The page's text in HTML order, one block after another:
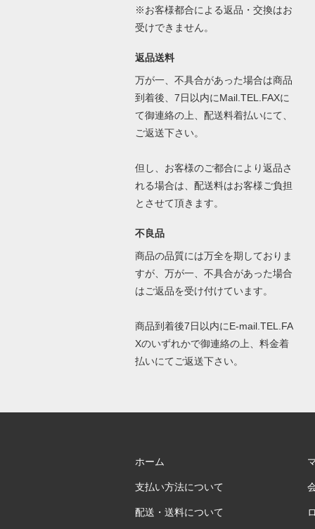
※お客様都合による返品・交換はお
受けできません。
返品送料
万が一、不具合があった場合は商品
到着後、7日以内にMail.TEL.FAXに
て御連絡の上、配送料着払いにて、
ご返送下さい。
但し、お客様のご都合により返品さ
れる場合は、配送料はお客様ご負担
とさせて頂きます。
不良品
商品の品質には万全を期しておりま
すが、万が一、不具合があった場合
はご返品を受け付けています。
商品到着後7日以内にE-mail.TEL.FA
Xのいずれかで御連絡の上、料金着
払いにてご返送下さい。
ホーム
支払い方法について
配送・送料について